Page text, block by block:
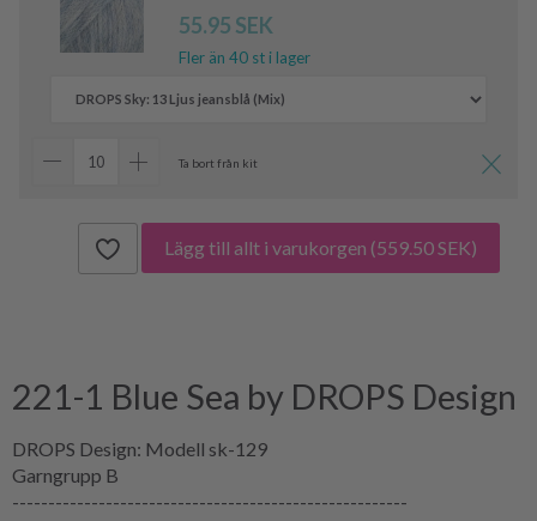
55.95 SEK
Fler än 40 st i lager
Ta bort från kit
Lägg till allt i varukorgen (559.50 SEK)
221-1 Blue Sea by DROPS Design
DROPS Design: Modell sk-129
Garngrupp B
-------------------------------------------------------